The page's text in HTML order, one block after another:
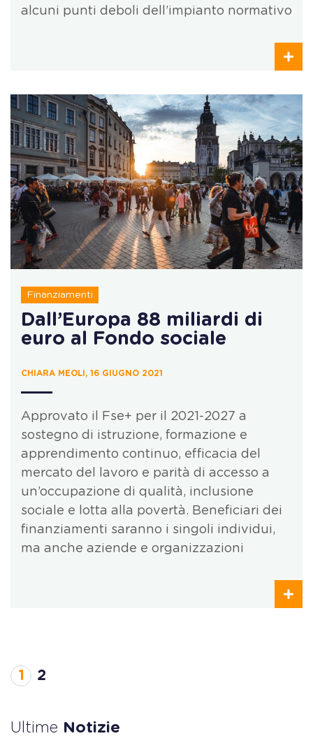
alcuni punti deboli dell’impianto normativo
Finanziamenti
Dall’Europa 88 miliardi di
euro al Fondo sociale
CHIARA MEOLI, 16 GIUGNO 2021
Approvato il Fse+ per il 2021-2027 a
sostegno di istruzione, formazione e
apprendimento continuo, efficacia del
mercato del lavoro e parità di accesso a
un’occupazione di qualità, inclusione
sociale e lotta alla povertà. Beneficiari dei
finanziamenti saranno i singoli individui,
ma anche aziende e organizzazioni
1 2
Ultime Notizie